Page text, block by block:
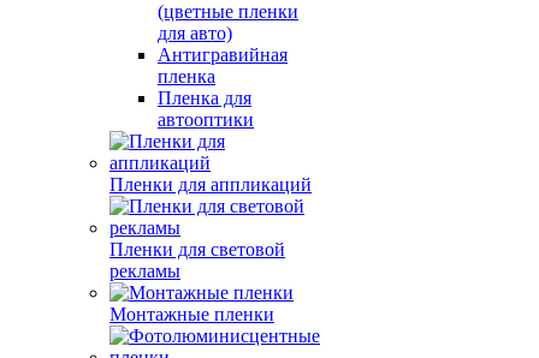
(цветные пленки
для авто)
Антигравийная
пленка
Пленка для
автооптики
Пленки для аппликаций
Пленки для световой
рекламы
Монтажные пленки